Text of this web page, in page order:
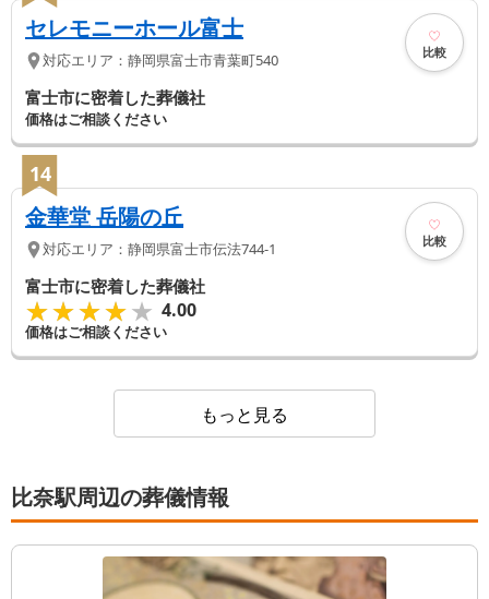
セレモニーホール富士
対応エリア： 静岡県富士市青葉町540 比較
富士市に密着した葬儀社
価格はご相談ください
14
金華堂 岳陽の丘
対応エリア： 静岡県富士市伝法744-1 比較
富士市に密着した葬儀社
★★★★★
★★★★★ 4.00
価格はご相談ください
もっと見る
比奈駅周辺の葬儀情報